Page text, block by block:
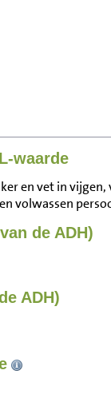
waarde
en vet in
volwassen
de ADH)
ADH)